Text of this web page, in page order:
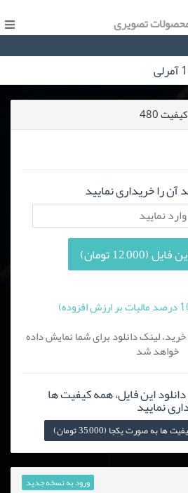
تصویری
آن را خریداری نمایید
(12,000 تومان)
لینک دانلود برای شما نمایش داده
خواهد شد
این فایل، همه کیفیت ها
نمایید
به صورت یکجا (35,000 تومان)
ورود به نسخه جدید